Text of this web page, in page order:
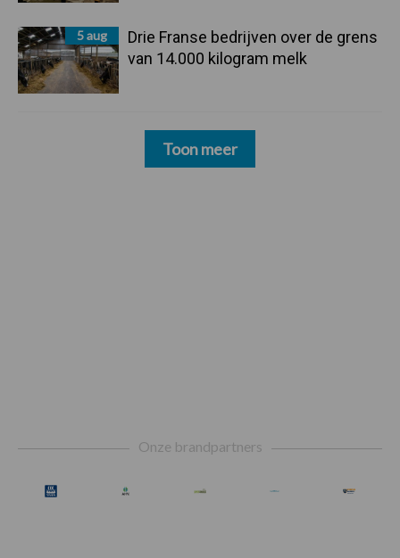
5 aug
Drie Franse bedrijven over de grens
van 14.000 kilogram melk
Toon meer
Onze brandpartners